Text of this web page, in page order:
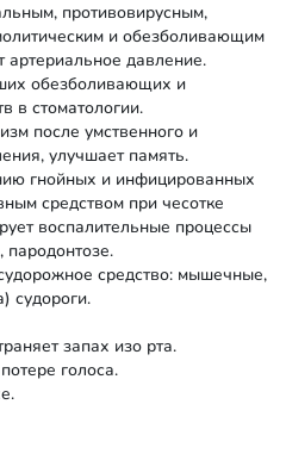
противовирусным,
и обезболивающим
артериальное давление.
обезболивающих и
в стоматологии.
после умственного и
улучшает память.
гнойных и инфицированных
средством при чесотке
воспалительные процессы
пародонтозе.
средство: мышечные,
судороги.
запах изо рта.
голоса.